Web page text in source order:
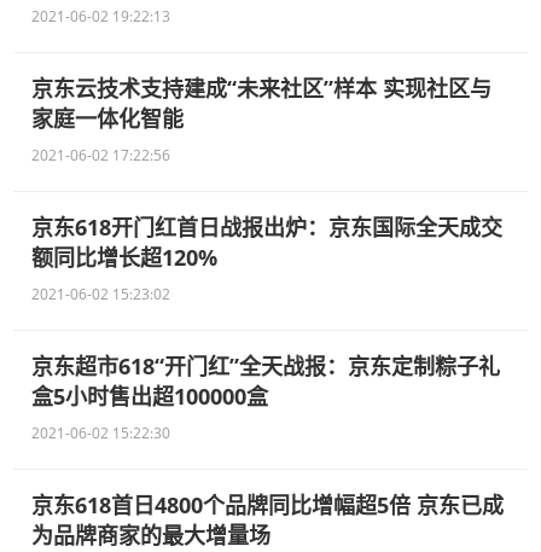
2021-06-02 19:22:13
京东云技术支持建成“未来社区”样本 实现社区与
家庭一体化智能
2021-06-02 17:22:56
京东618开门红首日战报出炉：京东国际全天成交
额同比增长超120%
2021-06-02 15:23:02
京东超市618“开门红”全天战报：京东定制粽子礼
盒5小时售出超100000盒
2021-06-02 15:22:30
京东618首日4800个品牌同比增幅超5倍 京东已成
为品牌商家的最大增量场